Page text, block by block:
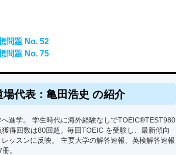
問題 No. 52
問題 No. 75
場代表：亀田浩史 の紹介
進学。 学生時代に海外経験なしでTOEIC®TEST980
得回数は80回超。毎回TOEIC を受験し、最新傾向
ッスンに反映。 主要大学の解答速報、英検解答速報
。